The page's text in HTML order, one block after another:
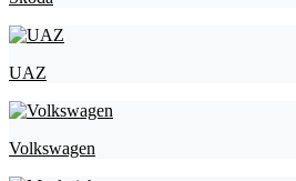
UAZ
Volkswagen